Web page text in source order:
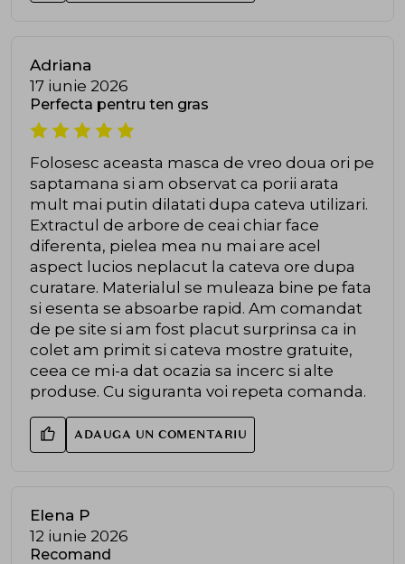
Adriana
17 iunie 2026
Perfecta pentru ten gras
Folosesc aceasta masca de vreo doua ori pe
saptamana si am observat ca porii arata
mult mai putin dilatati dupa cateva utilizari.
Extractul de arbore de ceai chiar face
diferenta, pielea mea nu mai are acel
aspect lucios neplacut la cateva ore dupa
curatare. Materialul se muleaza bine pe fata
si esenta se absoarbe rapid. Am comandat
de pe site si am fost placut surprinsa ca in
colet am primit si cateva mostre gratuite,
ceea ce mi-a dat ocazia sa incerc si alte
produse. Cu siguranta voi repeta comanda.
ADAUGA UN COMENTARIU
Elena P
12 iunie 2026
Recomand